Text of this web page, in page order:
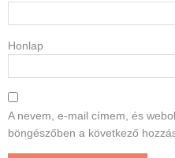
Honlap
A nevem, e-mail címem, és
böngészőben a következő